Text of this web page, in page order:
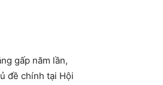
gấp năm lần,
đề chính tại Hội